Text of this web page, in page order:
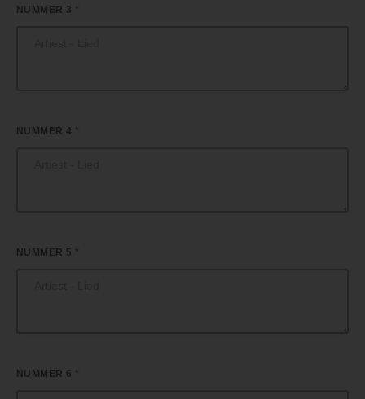
NUMMER 3 *
NUMMER 4 *
NUMMER 5 *
NUMMER 6 *